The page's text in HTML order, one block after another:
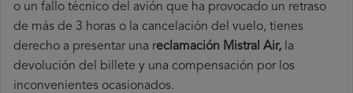
o un fallo técnico del avión que ha provocado un retraso
de más de 3 horas o la cancelación del vuelo, tienes
derecho a presentar una reclamación Mistral Air, la
devolución del billete y una compensación por los
inconvenientes ocasionados.